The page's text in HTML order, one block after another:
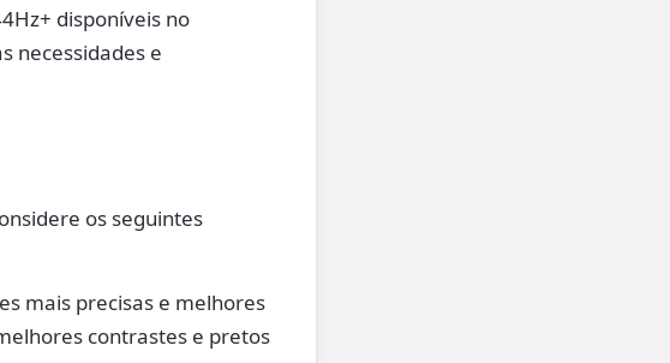
disponíveis no
necessidades e
os seguintes
mais precisas e melhores
contrastes e pretos